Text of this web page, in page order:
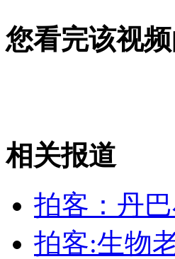
无痛分娩是否安全 医生回应
外交部：有关国家言论片面
您看完该视
相关报道
拍客：丹
拍客:生物